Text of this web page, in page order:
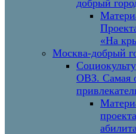
добрый
«На
Москва-добрый
ОВЗ. Самая